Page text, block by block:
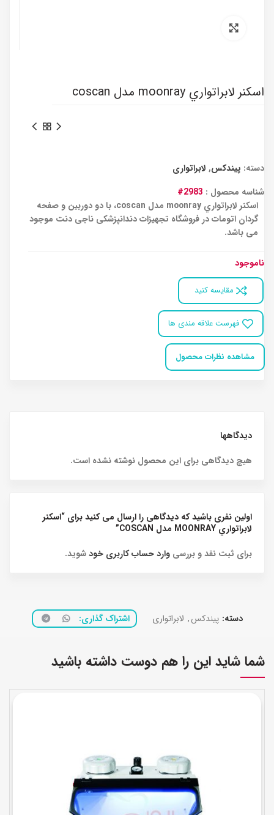
اسکنر لابراتواري moonray مدل coscan
دسته: پیندکس, لابراتواری
شناسه محصول : 2983#
اسکنر لابراتواري moonray مدل coscan، با دو دوربین و صفحه
گردان اتومات در فروشگاه تجهیزات دندانپزشکی ناجی دنت موجود
می باشد.
ناموجود
مقایسه کنید
فهرست علاقه مندی ها
مشاهده نظرات محصول
دیدگاهها
هیچ دیدگاهی برای این محصول نوشته نشده است.
اولین نفری باشید که دیدگاهی را ارسال می کنید برای “اسکنر
لابراتواري MOONRAY مدل COSCAN”
برای ثبت نقد و بررسی وارد حساب کاربری خودشوید.
دسته: پیندکس, لابراتواری اشتراک گذاری
شما شاید این را هم دوست داشته باشید